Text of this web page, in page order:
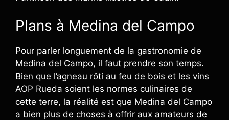
Plans à Medina del Campo
Pour parler longuement de la gastronomie de
Medina del Campo, il faut prendre son temps.
Bien que l’agneau rôti au feu de bois et les vins
AOP Rueda soient les normes culinaires de
cette terre, la réalité est que Medina del Campo
a bien plus de choses à offrir aux amateurs de